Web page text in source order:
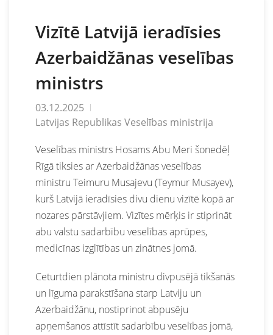
Vizītē Latvijā ieradīsies
Azerbaidžānas veselības
ministrs
03.12.2025
Latvijas Republikas Veselības ministrija
Veselības ministrs Hosams Abu Meri šonedēļ
Rīgā tiksies ar Azerbaidžānas veselības
ministru Teimuru Musajevu (Teymur Musayev),
kurš Latvijā ieradīsies divu dienu vizītē kopā ar
nozares pārstāvjiem. Vizītes mērķis ir stiprināt
abu valstu sadarbību veselības aprūpes,
medicīnas izglītības un zinātnes jomā.
Ceturtdien plānota ministru divpusējā tikšanās
un līguma parakstīšana starp Latviju un
Azerbaidžānu, nostiprinot abpusēju
apņemšanos attīstīt sadarbību veselības jomā,